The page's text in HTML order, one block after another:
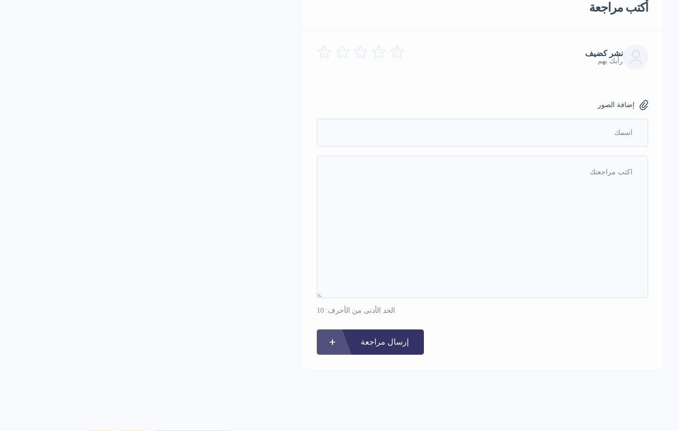
أكتب مراجعة
نشر كضيف
رأيك يهم
إضافة الصور
الحد الأدنى من الأحرف: 10
إرسال مراجعة